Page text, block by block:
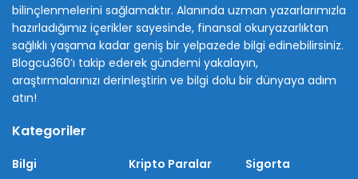
bilinçlenmelerini sağlamaktır. Alanında uzman yazarlarımızla
hazırladığımız içerikler sayesinde, finansal okuryazarlıktan
sağlıklı yaşama kadar geniş bir yelpazede bilgi edinebilirsiniz.
Blogcu360’ı takip ederek gündemi yakalayın,
araştırmalarınızı derinleştirin ve bilgi dolu bir dünyaya adım
atın!
Kategoriler
Bilgi
Kripto Paralar
Sigorta